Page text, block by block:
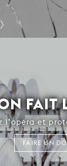
FAIT
l’opéra et
FAIRE UN